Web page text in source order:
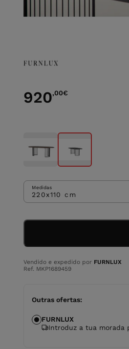
920,00€
Medidas
220x110 cm
Vendido e expedido por FURNLUX
Ref. MKP1689459
Outras ofertas:
FURNLUX
Introduz a tua morada